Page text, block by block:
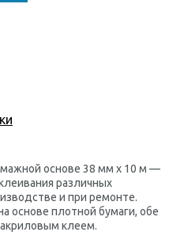
основе 38 мм х 10 м —
различных
и при ремонте.
основе плотной бумаги, обе
клеем.